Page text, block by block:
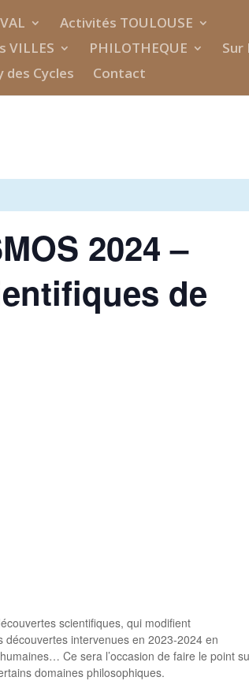
Activités TOULOUSE
VILLES PHILOTHEQUE
Sur
des Cycles Contact
2024 –
de
scientifiques, qui modifient
intervenues en 2023-2024 en
Ce sera l’occasion de faire le point
domaines philosophiques.